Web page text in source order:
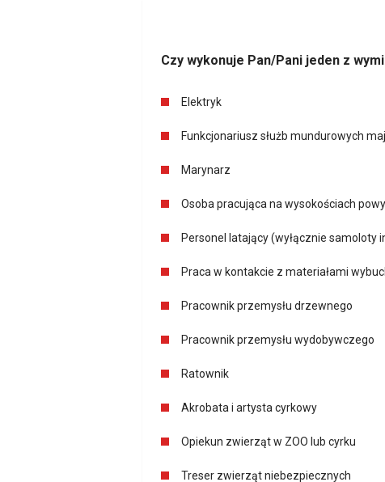
Czy wykonuje Pan/Pani jeden z
Elektryk
Funkcjonariusz służb mundurowych
Marynarz
Osoba pracująca na wysokościach
Personel latający (wyłącznie samoloty
Praca w kontakcie z materiałami
Pracownik przemysłu drzewnego
Pracownik przemysłu wydobywczego
Ratownik
Akrobata i artysta cyrkowy
Opiekun zwierząt w ZOO lub cyrku
Treser zwierząt niebezpiecznych